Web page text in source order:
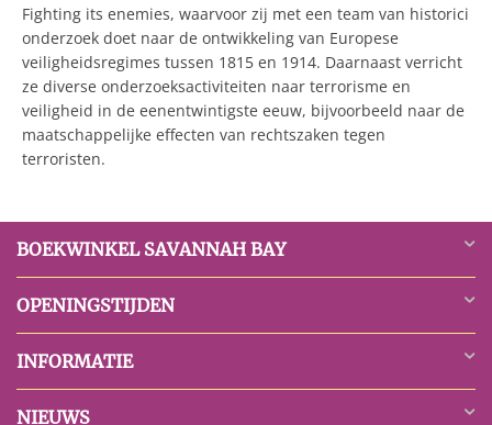
Fighting its enemies, waarvoor zij met een team van historici
onderzoek doet naar de ontwikkeling van Europese
veiligheidsregimes tussen 1815 en 1914. Daarnaast verricht
ze diverse onderzoeksactiviteiten naar terrorisme en
veiligheid in de eenentwintigste eeuw, bijvoorbeeld naar de
maatschappelijke effecten van rechtszaken tegen
terroristen.
BOEKWINKEL SAVANNAH BAY
OPENINGSTIJDEN
INFORMATIE
NIEUWS